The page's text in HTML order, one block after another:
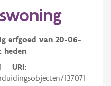
erfgoed van 20-06-
URI
137071